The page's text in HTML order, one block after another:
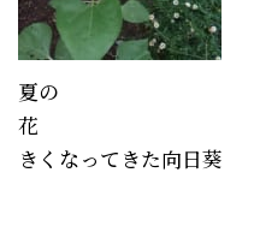
夏の
花
きくなってきた向日葵